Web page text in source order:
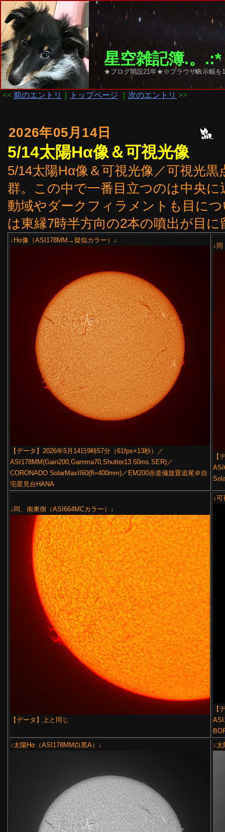
星空雑記簿.。
★ブログ開設21年★※ブラウザ表示幅を
<< 前のエントリ トップページ 次のエントリ >>
2026年05月14日
5/14太陽Hα像＆可視光像
5/14太陽Hα像＆可視光像／可視光黒
群。この中で一番目立つのは中央
動域やダークフィラメントも目に
は東縁7時半方向の2本の噴出が目に
↓Hα像（ASI178MM→疑似カラー）↓
【データ】2026年5月14日9時57分（61fps×13秒）／
ASI178MM(Gain200,Gamma70,Shutter13.50ms.SER)／
CORONADO SolarMaxII60(fl=400mm)／EM200赤道儀放置追尾＠自
宅星見台HANA
↓同
【
↓同、南東側（ASI664MCカラー）↓
【データ】上と同じ
↓可
【
↓太陽Hα（ASI178MM白黒A）↓
↓太